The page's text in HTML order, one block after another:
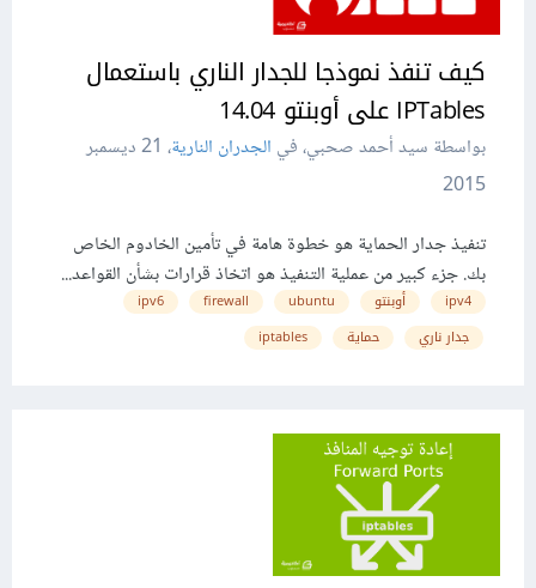
كيف تنفذ نموذجا للجدار الناري باستعمال
IPTables على أوبنتو 14.04
بواسطة سيد أحمد صحبي، في الجدران النارية،
21 ديسمبر
2015
تنفيذ جدار الحماية هو خطوة هامة في تأمين الخادوم الخاص
بك. جزء كبير من عملية التنفيذ هو اتخاذ قرارات بشأن القواعد...
ipv4 أوبنتو ubuntu
firewall
ipv6
جدار ناري
حماية iptables